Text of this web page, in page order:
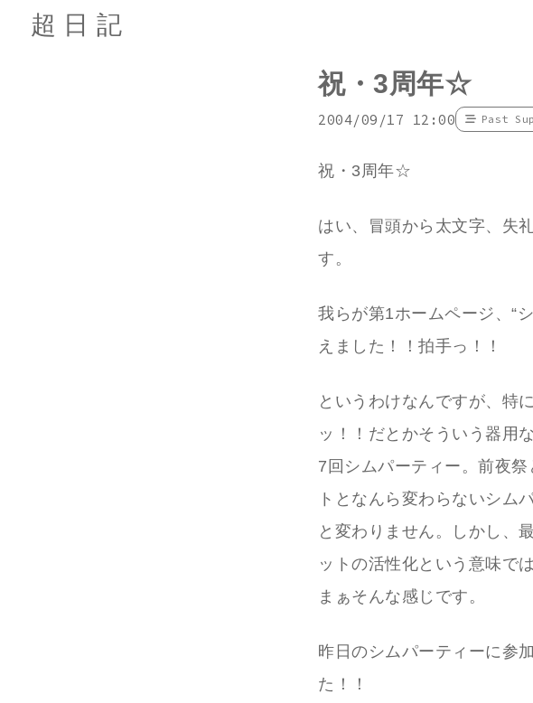
超日記
祝・3周年☆
2004/09/17 12:00 Past
祝・3周年☆
はい、冒頭から太文字、失
す。
我らが第1ホームページ、“
えました！！拍手っ！！
というわけなんですが、特
ッ！！だとかそういう器用
7回シムパーティー。前夜
トとなんら変わらないシム
と変わりません。しかし、
ットの活性化という意味で
まぁそんな感じです。
昨日のシムパーティーに参
た！！